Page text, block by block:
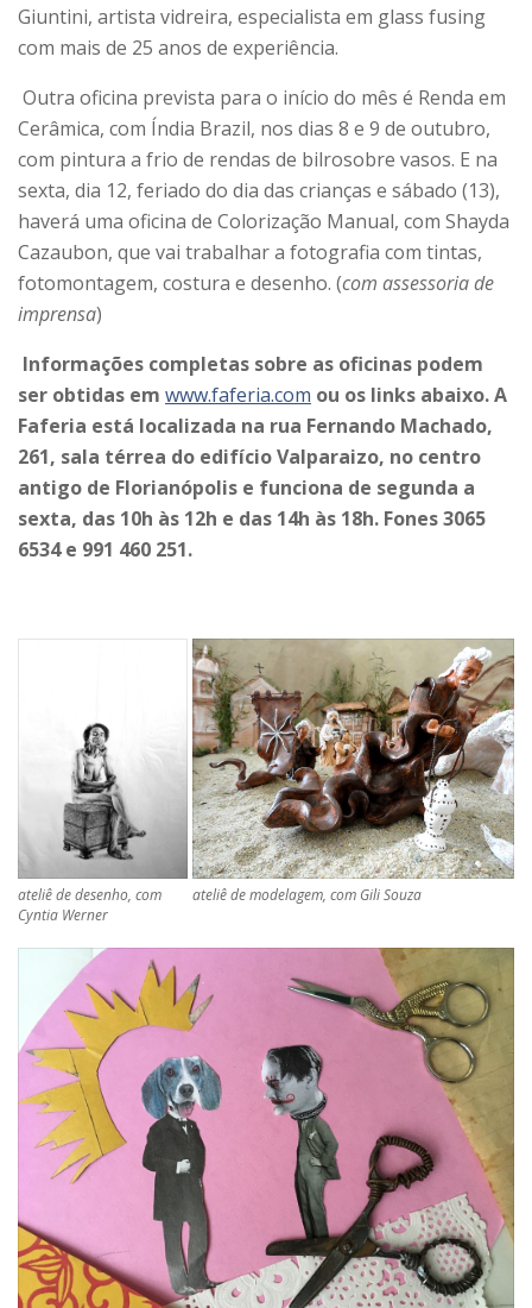
Giuntini, artista vidreira, especialista em glass fusing
com mais de 25 anos de experiência.
Outra oficina prevista para o início do mês é Renda em
Cerâmica, com Índia Brazil, nos dias 8 e 9 de outubro,
com pintura a frio de rendas de bilrosobre vasos. E na
sexta, dia 12, feriado do dia das crianças e sábado (13),
haverá uma oficina de Colorização Manual, com Shayda
Cazaubon, que vai trabalhar a fotografia com tintas,
fotomontagem, costura e desenho. (com assessoria de
imprensa)
Informações completas sobre as oficinas podem
ser obtidas em www.faferia.com ou os links abaixo. A
Faferia está localizada na rua Fernando Machado,
261, sala térrea do edifício Valparaizo, no centro
antigo de Florianópolis e funciona de segunda a
sexta, das 10h às 12h e das 14h às 18h. Fones 3065
6534 e 991 460 251.
ateliê de desenho, com
Cyntia Werner
ateliê de modelagem, com Gili Souza